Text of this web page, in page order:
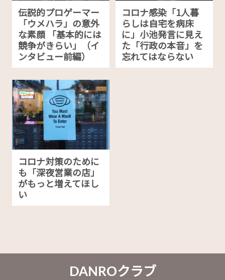
伝説的プロゲーマー
「ウメハラ」の意外
な素顔 「基本的には
競争がきらい」（イ
ンタビュー前編）
コロナ感染「1人暮
らしは自宅を病床
に」小池発言に見え
た「行政の本音」を
忘れてはならない
コロナ対策のために
も「深夜営業の店」
がもっと増えてほし
い
DANROクラブ